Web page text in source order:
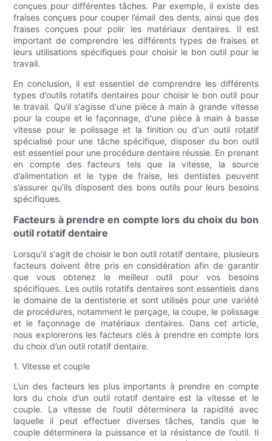
conçues pour différentes tâches. Par exemple, il existe des
fraises conçues pour couper l’émail des dents, ainsi que des
fraises conçues pour polir les matériaux dentaires. Il est
important de comprendre les différents types de fraises et
leurs utilisations spécifiques pour choisir le bon outil pour le
travail.
En conclusion, il est essentiel de comprendre les différents
types d’outils rotatifs dentaires pour choisir le bon outil pour
le travail. Qu'il s'agisse d'une pièce à main à grande vitesse
pour la coupe et le façonnage, d'une pièce à main à basse
vitesse pour le polissage et la finition ou d'un outil rotatif
spécialisé pour une tâche spécifique, disposer du bon outil
est essentiel pour une procédure dentaire réussie. En prenant
en compte des facteurs tels que la vitesse, la source
d’alimentation et le type de fraise, les dentistes peuvent
s’assurer qu’ils disposent des bons outils pour leurs besoins
spécifiques.
Facteurs à prendre en compte lors du choix du bon
outil rotatif dentaire
Lorsqu'il s'agit de choisir le bon outil rotatif dentaire, plusieurs
facteurs doivent être pris en considération afin de garantir
que vous obtenez le meilleur outil pour vos besoins
spécifiques. Les outils rotatifs dentaires sont essentiels dans
le domaine de la dentisterie et sont utilisés pour une variété
de procédures, notamment le perçage, la coupe, le polissage
et le façonnage de matériaux dentaires. Dans cet article,
nous explorerons les facteurs clés à prendre en compte lors
du choix d’un outil rotatif dentaire.
1. Vitesse et couple
L’un des facteurs les plus importants à prendre en compte
lors du choix d’un outil rotatif dentaire est la vitesse et le
couple. La vitesse de l’outil déterminera la rapidité avec
laquelle il peut effectuer diverses tâches, tandis que le
couple déterminera la puissance et la résistance de l’outil. Il